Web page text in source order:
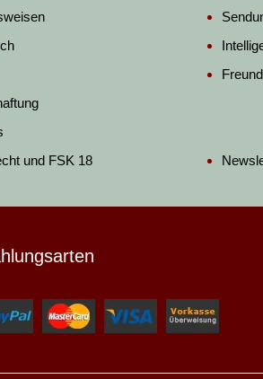
und FSK 18